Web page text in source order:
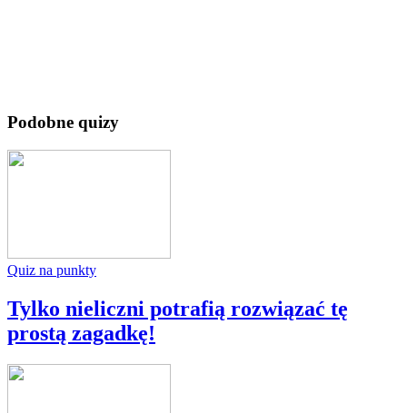
Podobne quizy
Quiz na punkty
Tylko nieliczni potrafią rozwiązać tę
prostą zagadkę!